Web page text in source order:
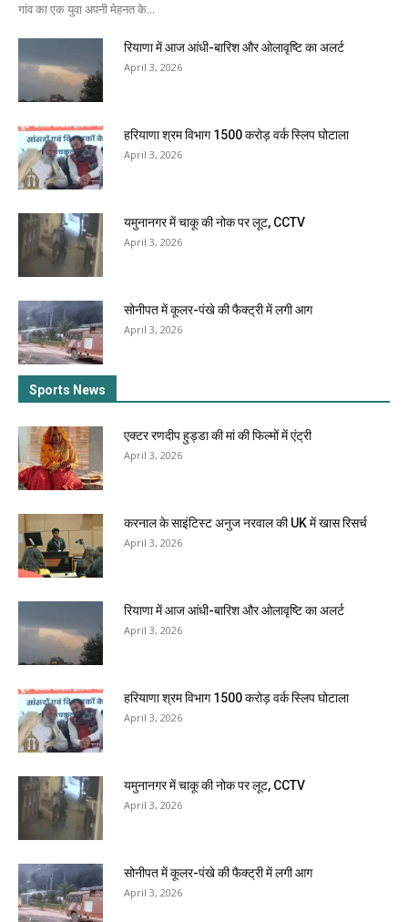
गांव का एक युवा अपनी मेहनत के...
रियाणा में आज आंधी-बारिश और ओलावृष्टि का अलर्ट
April 3, 2026
हरियाणा श्रम विभाग 1500 करोड़ वर्क स्लिप घोटाला
April 3, 2026
यमुनानगर में चाकू की नोक पर लूट, CCTV
April 3, 2026
सोनीपत में कूलर-पंखे की फैक्ट्री में लगी आग
April 3, 2026
Sports News
एक्टर रणदीप हुड्डा की मां की फिल्मों में एंट्री
April 3, 2026
करनाल के साइंटिस्ट अनुज नरवाल की UK में खास रिसर्च
April 3, 2026
रियाणा में आज आंधी-बारिश और ओलावृष्टि का अलर्ट
April 3, 2026
हरियाणा श्रम विभाग 1500 करोड़ वर्क स्लिप घोटाला
April 3, 2026
यमुनानगर में चाकू की नोक पर लूट, CCTV
April 3, 2026
सोनीपत में कूलर-पंखे की फैक्ट्री में लगी आग
April 3, 2026